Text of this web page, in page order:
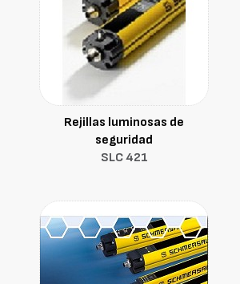
Rejillas luminosas de
seguridad
SLC 421